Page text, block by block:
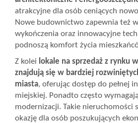
atrakcyjne dla osób ceniących
Nowe budownictwo zapewnia też
wykończenia oraz innowacyjne
podnoszą komfort życia
Z kolei lokale na sprzedaż z rynku
znajdują się w bardziej
miasta, oferując dostęp do pełnej
miejskiej. Ponadto często
modernizacji. Takie nieruchomości
okazję dla osób poszukujących